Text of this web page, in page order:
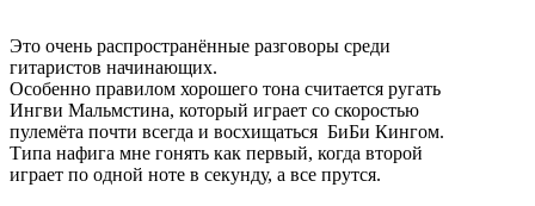
Это очень распространённые разговоры среди
гитаристов начинающих.
Особенно правилом хорошего тона считается ругать
Ингви Мальмстина, который играет со скоростью
пулемёта почти всегда и восхищаться БиБи Кингом.
Типа нафига мне гонять как первый, когда второй
играет по одной ноте в секунду, а все прутся.